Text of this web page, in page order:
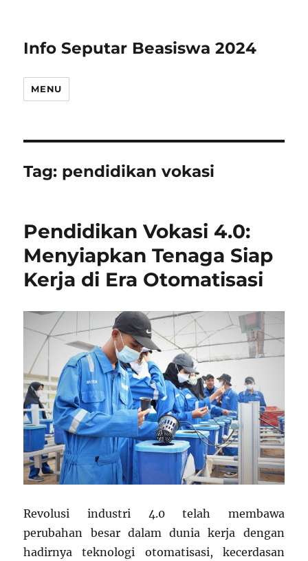
Info Seputar Beasiswa 2024
MENU
Tag: pendidikan vokasi
Pendidikan Vokasi 4.0:
Menyiapkan Tenaga Siap
Kerja di Era Otomatisasi
Revolusi industri 4.0 telah membawa
perubahan besar dalam dunia kerja dengan
hadirnya teknologi otomatisasi, kecerdasan